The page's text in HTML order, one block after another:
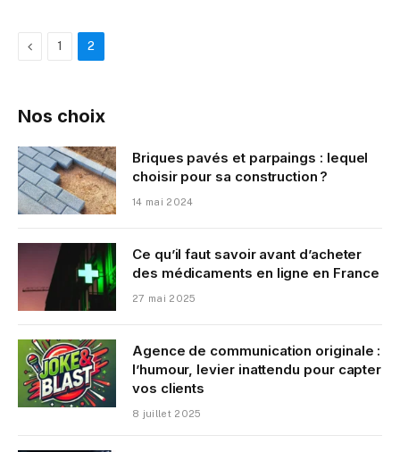
Previous
1 2
Nos choix
Briques pavés et parpaings : lequel
choisir pour sa construction ?
14 mai 2024
Ce qu’il faut savoir avant d’acheter
des médicaments en ligne en France
27 mai 2025
Agence de communication originale :
l’humour, levier inattendu pour capter
vos clients
8 juillet 2025